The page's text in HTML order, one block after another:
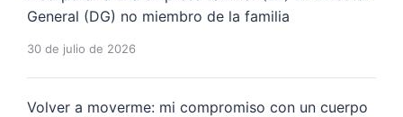
General (DG) no miembro de la familia
30 de julio de 2026
Volver a moverme: mi compromiso con un cuerpo